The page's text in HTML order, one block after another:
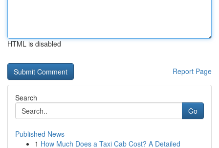
HTML is disabled
Report Page
Search
Go
Published News
1 How Much Does a Taxi Cab Cost? A Detailed